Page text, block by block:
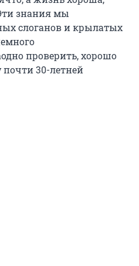
знания мы
слоганов и крылатых
проверить, хорошо
30-летней